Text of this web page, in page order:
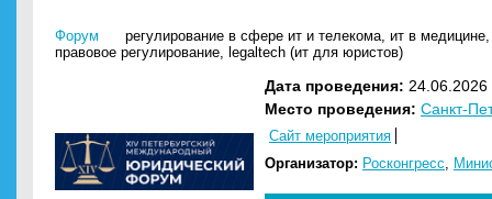
Форум регулирование в сфере ит и телекома, ит в медицине
правовое регулирование, legaltech (ит для юристов)
Дата проведения:
Место проведения: Санкт-
Сайт мероприятия
Организатор: Росконгресс,